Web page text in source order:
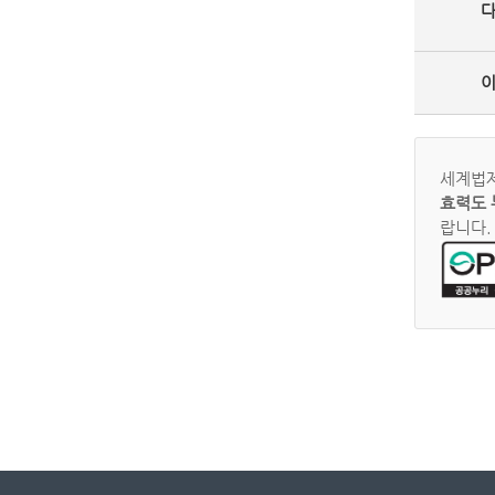
세계법
효력도
랍니다.